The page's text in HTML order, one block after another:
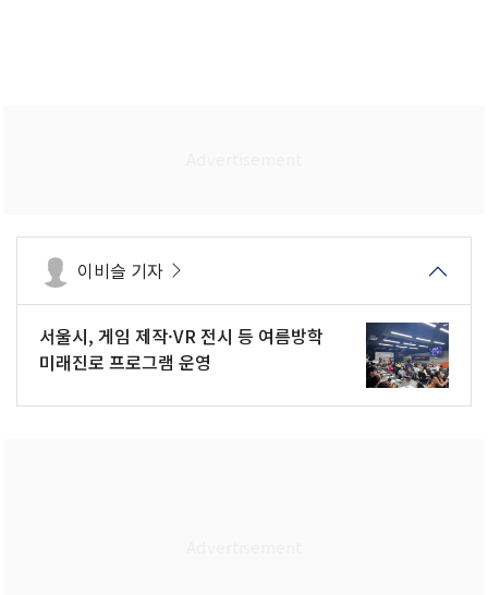
이비슬 기자
서울시, 게임 제작·VR 전시 등 여름방학
미래진로 프로그램 운영